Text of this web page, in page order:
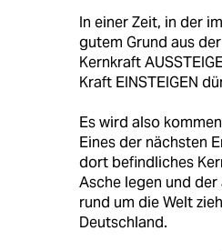
In einer Zeit, in der
gutem Grund aus
Kernkraft
Kraft EINSTEIGEN
Es wird also
Eines der nächsten
dort befindliches
Asche legen und
rund um die Welt
Deutschland.